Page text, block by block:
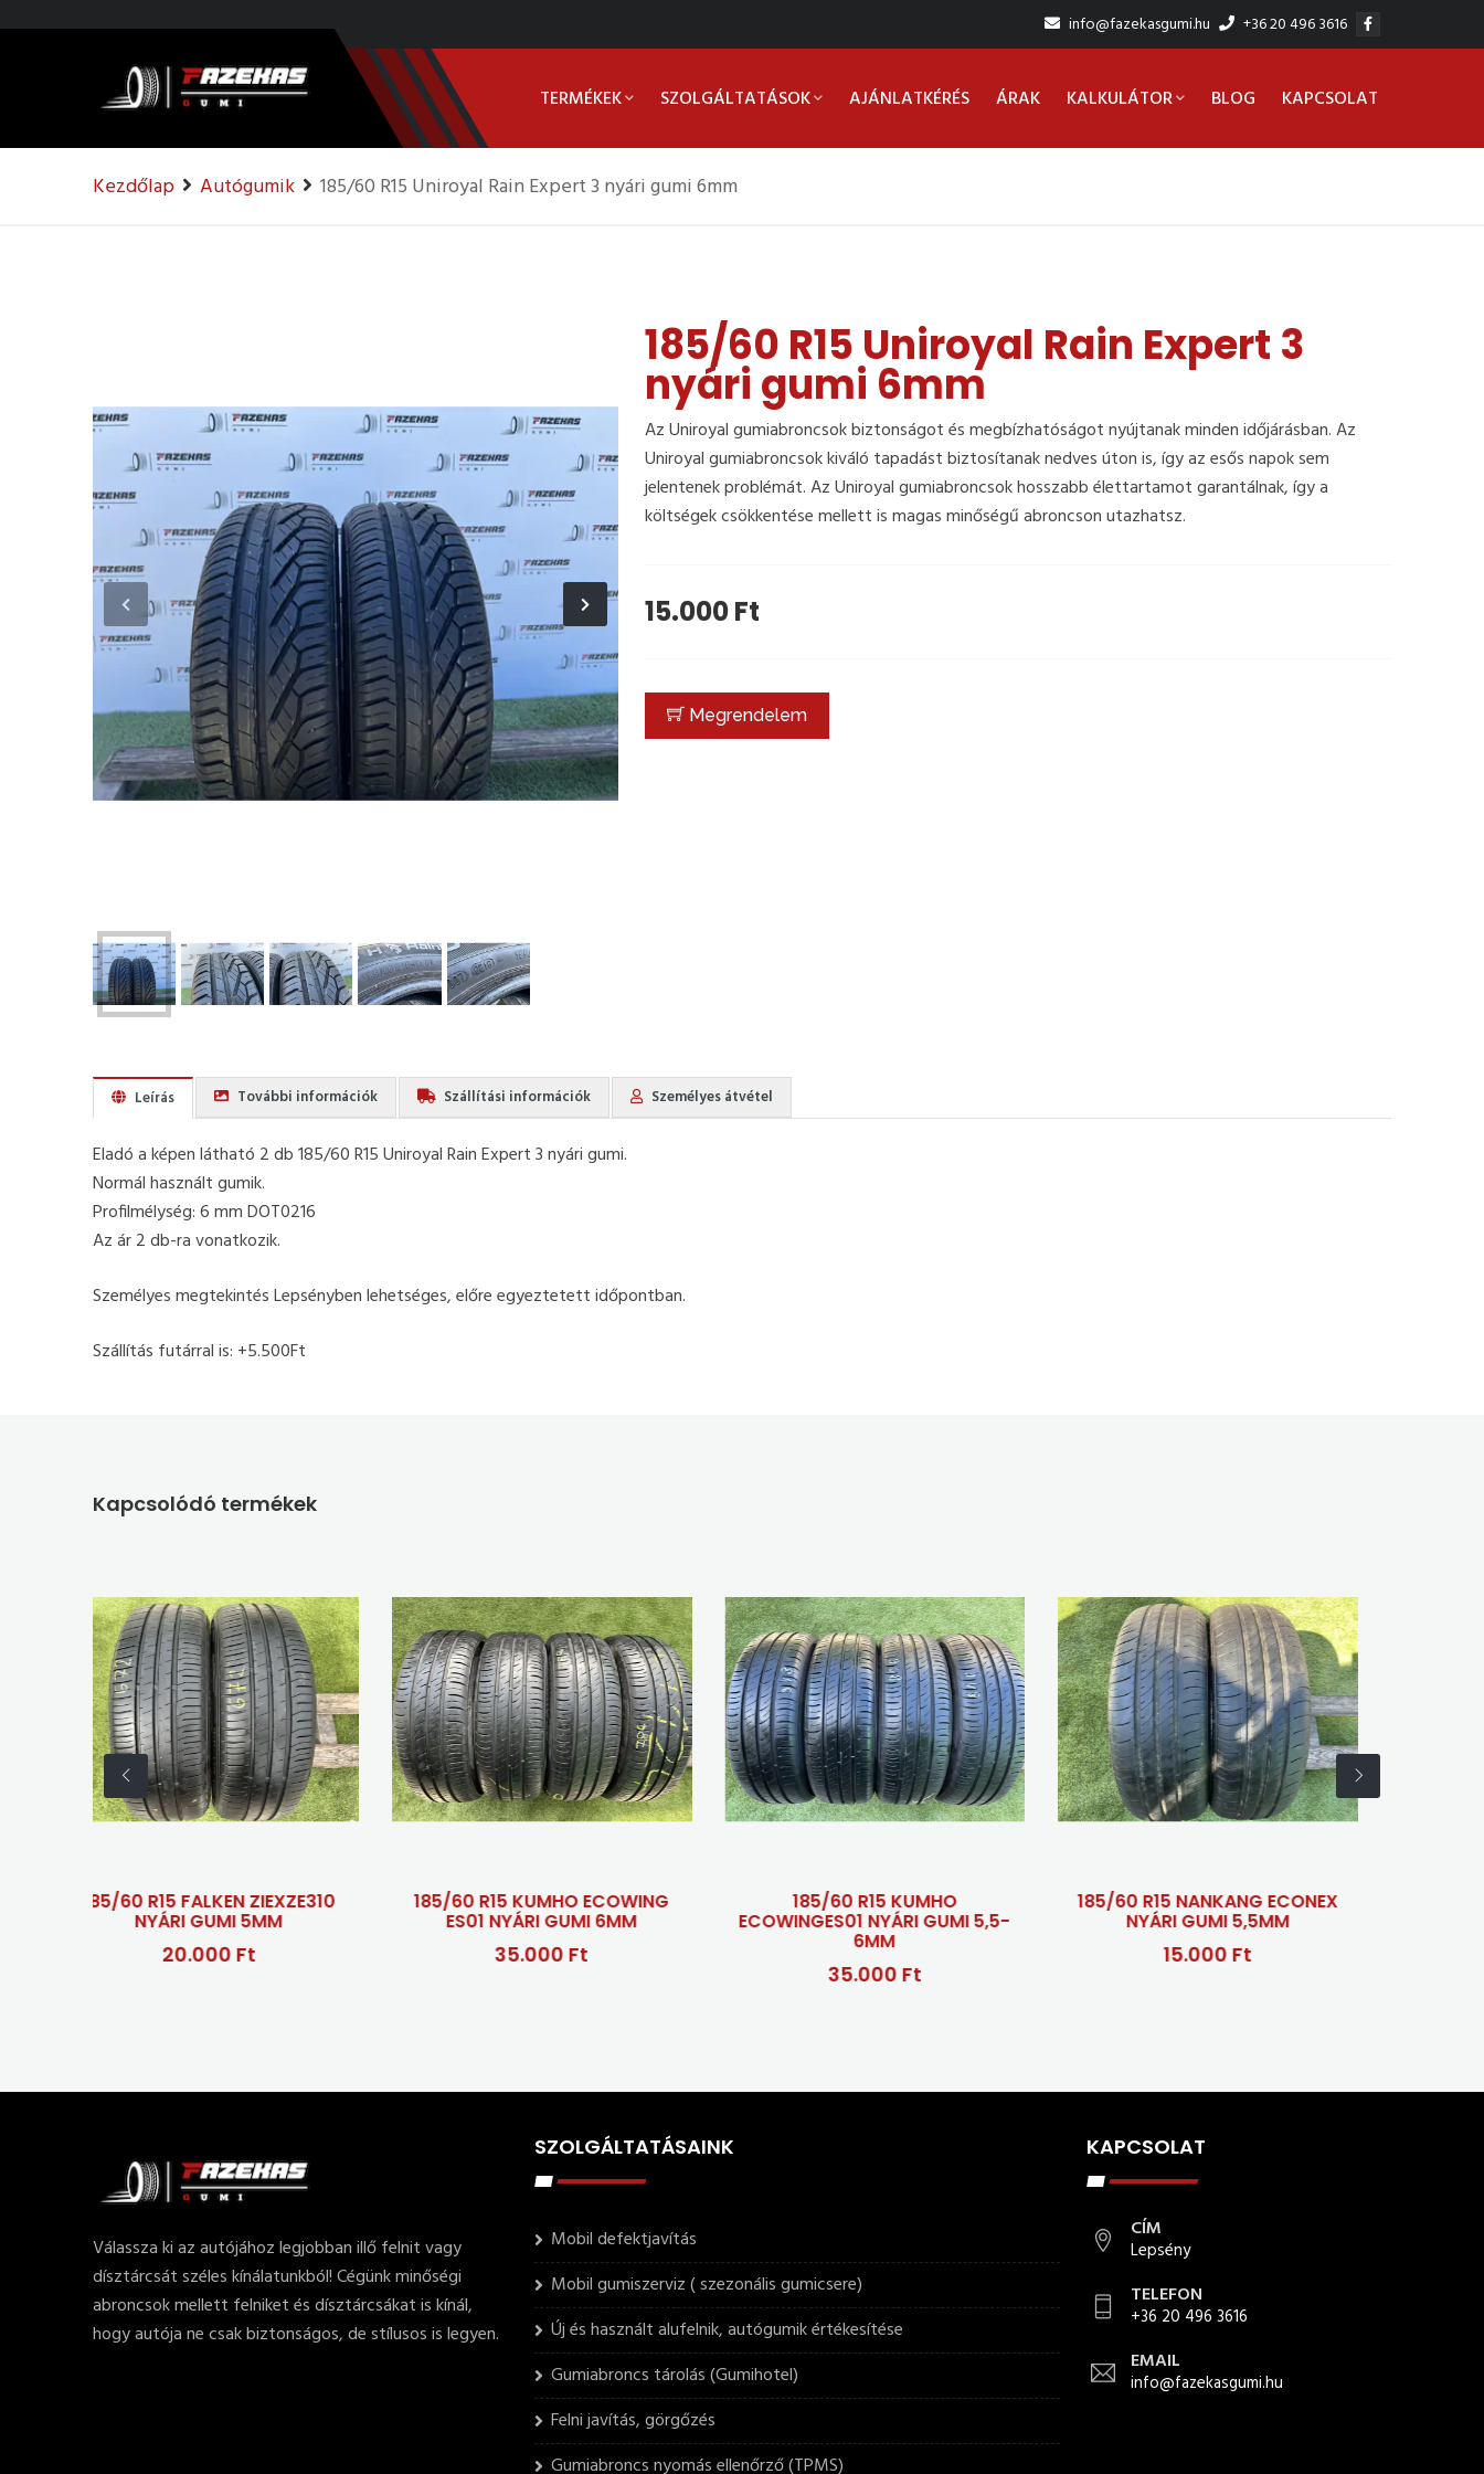
info@fazekasgumi.hu +36 20 496 3616
TERMÉKEK SZOLGÁLTATÁSOK AJÁNLATKÉRÉS ÁRAK KALKULÁTOR BLOG KAPCSOLAT
Kezdőlap Autógumik 185/60 R15 Uniroyal Rain Expert 3 nyári gumi 6mm
185/60 R15 Uniroyal Rain Expert 3
nyári gumi 6mm
Az Uniroyal gumiabroncsok biztonságot és megbízhatóságot nyújtanak minden időjárásban. Az
Uniroyal gumiabroncsok kiváló tapadást biztosítanak nedves úton is, így az esős napok sem
jelentenek problémát. Az Uniroyal gumiabroncsok hosszabb élettartamot garantálnak, így a
költségek csökkentése mellett is magas minőségű abroncson utazhatsz.
15.000 Ft
Megrendelem
Leírás További információk Szállítási információk Személyes átvétel
Eladó a képen látható 2 db 185/60 R15 Uniroyal Rain Expert 3 nyári gumi.
Normál használt gumik.
Profilmélység: 6 mm DOT0216
Az ár 2 db-ra vonatkozik.
Személyes megtekintés Lepsényben lehetséges, előre egyeztetett időpontban.
Szállítás futárral is: +5.500Ft
Kapcsolódó termékek
FALKEN ZIEXZE310 185/60 R15 KUMHO ECOWING
ES01 NYÁRI GUMI 6MM
185/60 R15 KUMHO
ECOWINGES01 NYÁRI GUMI 5,5-
185/60 R15 NANKANG ECONEX
NYÁRI GUMI 5,5MM
185/60 R15 FIRESTONE
ROADHAWK NYÁRI
Válassza ki az autójához legjobban illő felnit vagy
dísztárcsát széles kínálatunkból! Cégünk minőségi
abroncsok mellett felniket és dísztárcsákat is kínál,
hogy autója ne csak biztonságos, de stílusos is legyen.
SZOLGÁLTATÁSAINK
Mobil defektjavítás
Mobil gumiszerviz ( szezonális gumicsere)
Új és használt alufelnik, autógumik értékesítése
Gumiabroncs tárolás (Gumihotel)
Felni javítás, görgőzés
Gumiabroncs nyomás ellenőrző (TPMS)
KAPCSOLAT
CÍM
Lepsény
TELEFON
+36 20 496 3616
EMAIL
info@fazekasgumi.hu